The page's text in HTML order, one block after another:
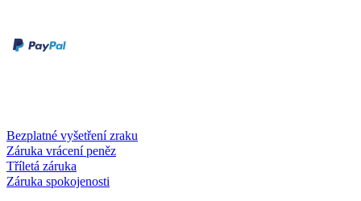
Bezplatné vyšetření zraku
Záruka vrácení peněz
Tříletá záruka
Záruka spokojenosti